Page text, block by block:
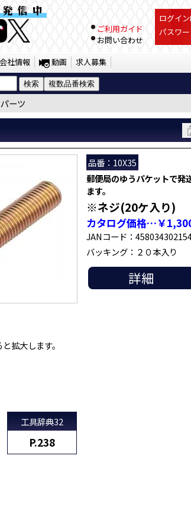
JTC Auto Tools
信中
ログイ
パスワ
ご利用ガイド
お問い合わせ
会社情報 動画 求人募集
パーツ
拡大します。
工具辞典32
P.238
品番：10X35
郵便局のゆうパケットで発
ます。
※ネジ(20ケ入り)
カタログ価格…￥
JANコード：
バッキング：２０本入り
詳細